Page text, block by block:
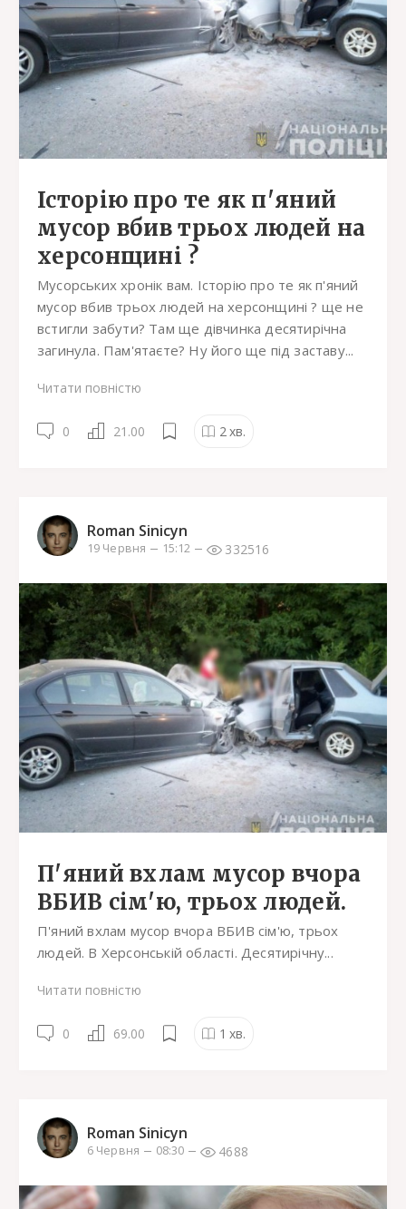
Історію про те як п'яний
мусор вбив трьох людей на
херсонщині ?
Мусорських хронік вам. Історію про те як п'яний
мусор вбив трьох людей на херсонщині ? ще не
встигли забути? Там ще дівчинка десятирічна
загинула. Пам'ятаєте? Ну його ще під заставу...
Читати повністю
0 21.00 2хв.
Roman Sinicyn
19 Червня 15:12 332516
П'яний вхлам мусор вчора
ВБИВ сім'ю, трьох людей.
П'яний вхлам мусор вчора ВБИВ сім'ю, трьох
людей. В Херсонській області. Десятирічну...
Читати повністю
0 69.00 1 хв.
Roman Sinicyn
6 Червня 08:30 4688